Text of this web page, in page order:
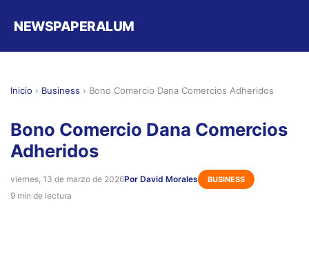
NEWSPAPERALUM
Inicio › Business › Bono Comercio Dana Comercios Adheridos
Bono Comercio Dana Comercios
Adheridos
viernes, 13 de marzo de 2026Por David Morales BUSINESS
9 min de lectura